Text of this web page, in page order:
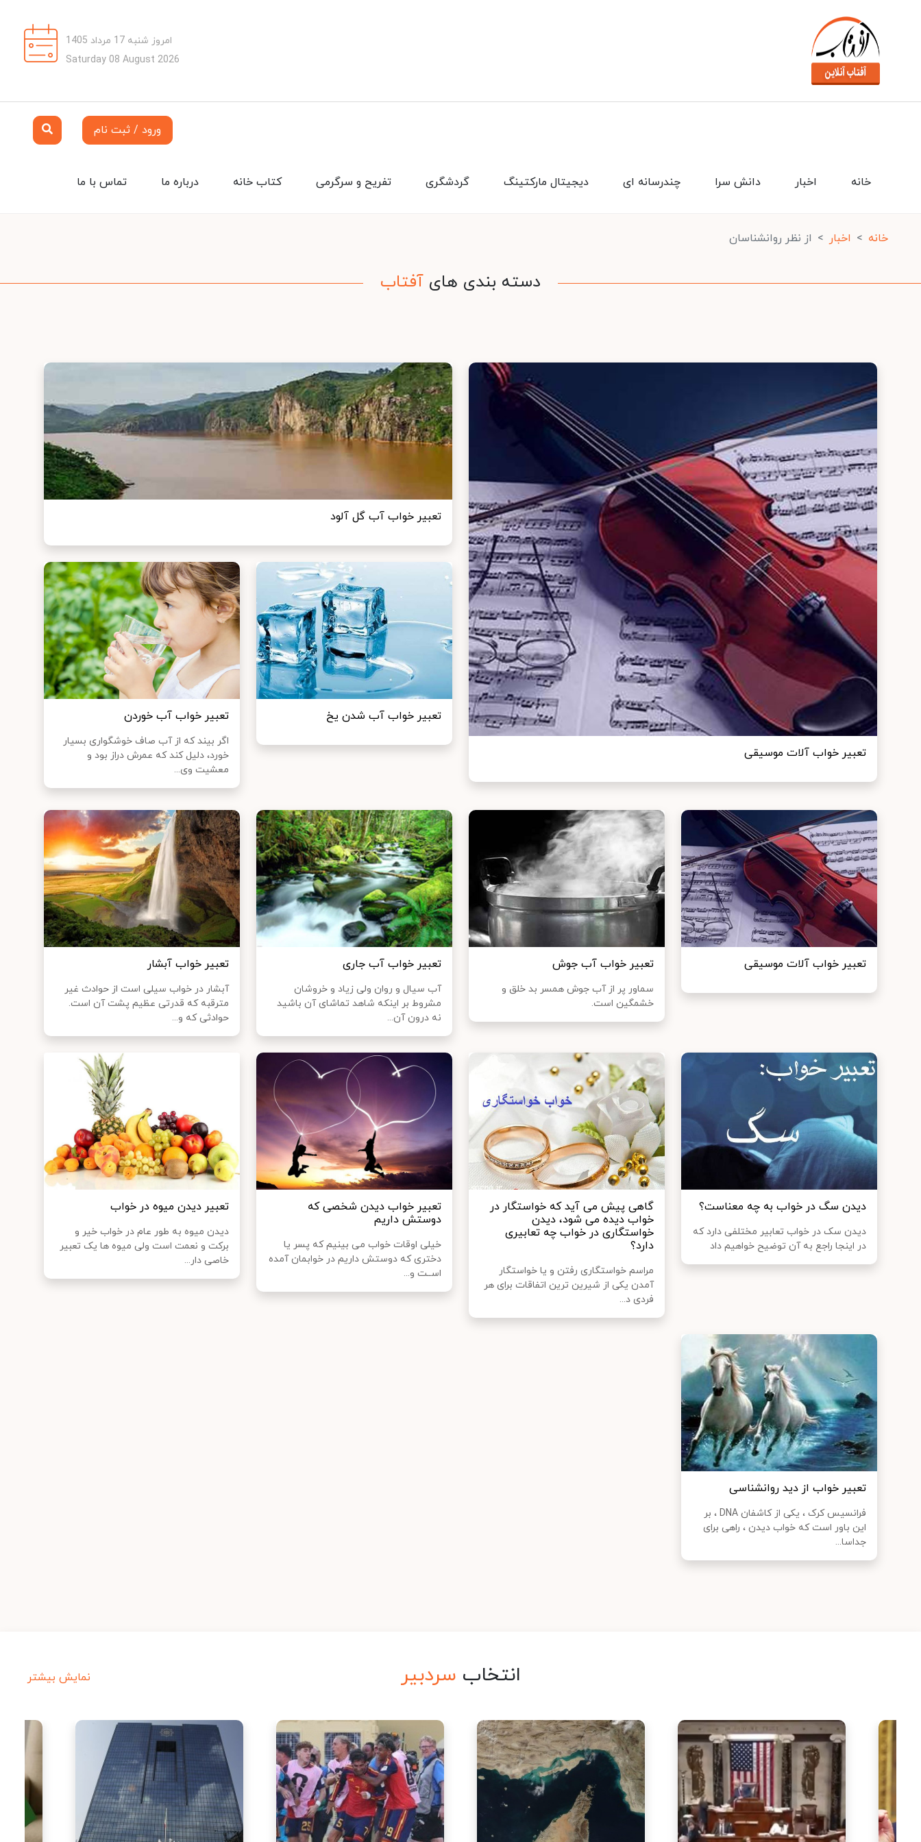
امروز شنبه 17 مرداد 1405
Saturday 08 August 2026
ورود / ثبت نام
تماس با ما درباره ما کتاب خانه تفریح و سرگرمی گردشگری دیجیتال مارکتینگ چندرسانه ای دانش سرا اخبار خانه
خانه اخبار از نظر روانشناسان
دسته بندی های آفتاب
تعبير خواب آلات موسیقی
تعبیر خواب آب گل آلود
تعبیر خواب آب شدن یخ تعبیر خواب آب خوردن
اگر بیند كه از آب صاف خوشگواری بسیار
خورد، دلیل كند كه عمرش دراز بود و
معشیت وی...
تعبير خواب آلات موسیقی تعبیر خواب آب جوش
سماور پر از آب جوش همسر بد خلق و
خشمگین است.
تعبیر خواب آب جاری
آب سیال و روان ولی زیاد و خروشان
مشروط بر اینکه شاهد تماشای آن باشید
نه درون آن...
تعبير خواب آبشار
آبشار در خواب سیلی است از حوادث غیر
مترقبه که قدرتی عظیم پشت آن است.
حوادثی که و...
دیدن سگ در خواب به چه معناست؟
دیدن سک در خواب تعابیر مختلفی دارد که
در اینجا راجع به آن توضیح خواهیم داد
گاهی پیش می آید که خواستگار در
خواب دیده می شود، دیدن
خواستگاری در خواب چه تعابیری
دارد؟
مراسم خواستگاری رفتن و یا خواستگار
آمدن یکی از شیرین ترین اتفاقات برای هر
فردی د...
تعبیر خواب دیدن شخصی که
دوستش داریم
خیلی اوقات خواب می بینیم که پسر یا
دختری که دوستش داریم در خوابمان آمده
اســت و...
تعبیر دیدن میوه در خواب
دیدن میوه به طور عام در خواب خیر و
برکت و نعمت است ولی میوه ها یک تعبیر
خاصی دار...
تعبیر خواب از دید روانشناسی
فرانسیس کرک ، یکی از کاشفان DNA ، بر
این باور است که خواب دیدن ، راهی برای
جداسا...
انتخاب سردبیر نمایش بیشتر